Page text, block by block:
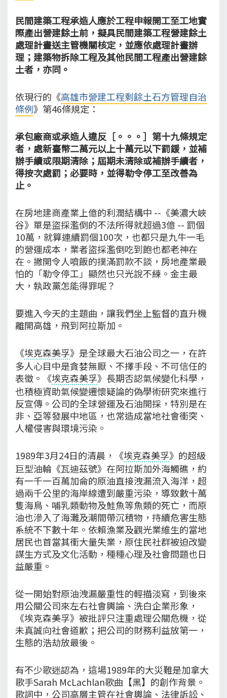
民間建築工程承造人應於工程申報開工至工地實
際產出營建餘土前，擬具民間建築工程營建餘土
處理計畫送主管機關核定，並應依處理計畫辦
理；建築物拆除工程及其他民間工程產出營建餘
土者，亦同。
依現行的《高雄市營建工程剩餘土石方管理自治
條例》第46條規定：
承包廠商或承造人違反［。。。］第十九條規定
者，處新臺幣二萬元以上十萬元以下罰鍰，並補
辦手續或限期清除；屆期未清除或補辦手續者，
得按次處罰；必要時，並得勒令停工至改善為
止。
在房地建商產業上億的利潤結構中 --《美濃大峽
谷》單是盜採濫倒的不法所得就超過3億 -- 罰個
10萬，就算連續罰個100次，也都只是九牛一毛
的營運成本，業者盜採濫倒吃到飽也都老神在
在。撇開令人噴飯的撲滿罰款不談，房地產業最
怕的「勒令停工」顯然也只光說不練。金主最
大，執政黨怎能得罪呢？
要進入今天的主題曲，讓我們坐上監督的直升機
離開高雄，飛到阿拉斯加。
《埃克森美孚》是全球最大石油公司之一，在許
多人心目中是貪婪無厭、不擇手段、不可信任的
表徵。《埃克森美孚》長期否認氣候變化科學，
也積極資助氣候變遷懷疑論的偽學術研究來進行
反宣傳。公司的全球營運及石油開採，特別是在
非、亞等發展中地區，也常造成當地社會衝突、
人權侵害與環境污染。
1989年3月24日的清晨，《埃克森美孚》的超級
巨型油輪《瓦迪茲號》在阿拉斯加外海觸礁，約
有一千一百萬加侖的原油直接洩漏流入海洋，超
過兩千公里的海岸線遭到嚴重污染，導致數十萬
隻海鳥、哺乳類動物及鮭魚等魚類的死亡，而原
油也滲入了海灘及潮間帶沉積物，持續危害生態
系統不下數十年。依賴漁業及觀光業維生的當地
居民也首當其衝大量失業，原住民社群被迫改變
謀生方式及文化活動，種種心理及社會問題也日
益嚴重。
從一開始對原油洩漏嚴重性的輕描淡寫，到後來
用公關公司來左右社會輿論、洗白企業形象，
《埃克森美孚》被批評只注重處理公關危機，從
未真誠向社會道歉；把公司的財務利益放第一，
生態的浩劫放最後。
有不少歌迷認為，這場1989年的大災難是加拿大
歌手Sarah McLachlan歌曲【黑】的創作背景。
歌詞中，公司高層主管在社會輿論、法律訴訟、